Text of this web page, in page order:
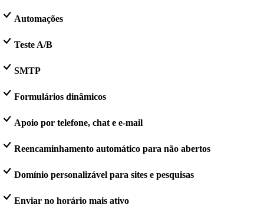
Automações
Teste A/B
SMTP
Formulários dinâmicos
Apoio por telefone, chat e e-mail
Reencaminhamento automático para não abertos
Domínio personalizável para sites e pesquisas
Enviar no horário mais ativo